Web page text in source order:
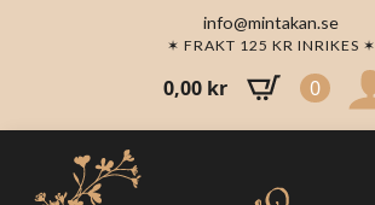
info@mintakan.se
✶ FRAKT 125 KR INRIKES ✶
0,00 kr 0